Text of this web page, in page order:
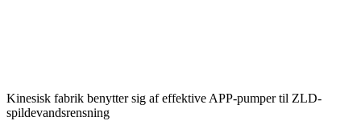
Kinesisk fabrik benytter sig af effektive APP-pumper til ZLD-
spildevandsrensning